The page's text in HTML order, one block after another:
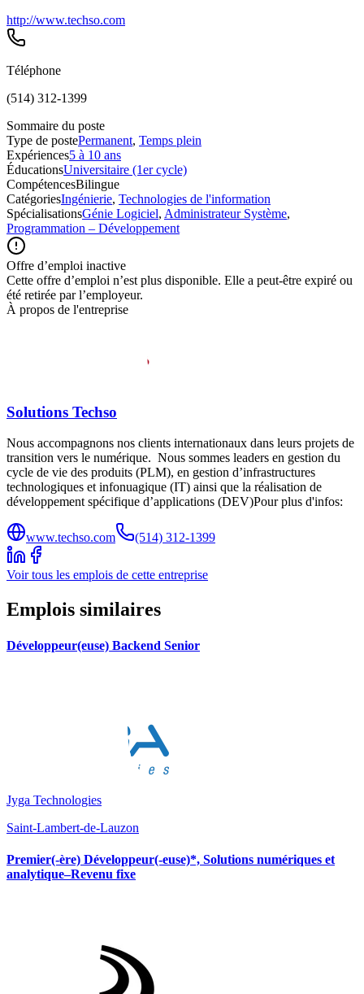
http://www.techso.com
Téléphone
(514) 312-1399
Sommaire du poste
Type de postePermanent, Temps plein
Expériences5 à 10 ans
ÉducationsUniversitaire (1er cycle)
CompétencesBilingue
CatégoriesIngénierie, Technologies de l'information
SpécialisationsGénie Logiciel, Administrateur Système,
Programmation – Développement
Offre d’emploi inactive
Cette offre d’emploi n’est plus disponible. Elle a peut-être expiré ou
été retirée par l’employeur.
À propos de l'entreprise
Solutions Techso
Nous accompagnons nos clients internationaux dans leurs projets de
transition vers le numérique. Nous sommes leaders en gestion du
cycle de vie des produits (PLM), en gestion d’infrastructures
technologiques et infonuagique (IT) ainsi que la réalisation de
développement spécifique d’applications (DEV)Pour plus d'infos:
www.techso.com (514) 312-1399
Voir tous les emplois de cette entreprise
Emplois similaires
Développeur(euse) Backend Senior
Jyga Technologies
Saint-Lambert-de-Lauzon
Premier(-ère) Développeur(-euse)*, Solutions numériques et
analytique–Revenu fixe